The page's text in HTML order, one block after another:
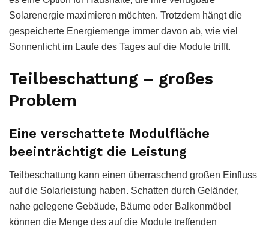
Solarenergie maximieren möchten. Trotzdem hängt die
gespeicherte Energiemenge immer davon ab, wie viel
Sonnenlicht im Laufe des Tages auf die Module trifft.
Teilbeschattung – großes
Problem
Eine verschattete Modulfläche
beeinträchtigt die Leistung
Teilbeschattung kann einen überraschend großen Einfluss
auf die Solarleistung haben. Schatten durch Geländer,
nahe gelegene Gebäude, Bäume oder Balkonmöbel
können die Menge des auf die Module treffenden